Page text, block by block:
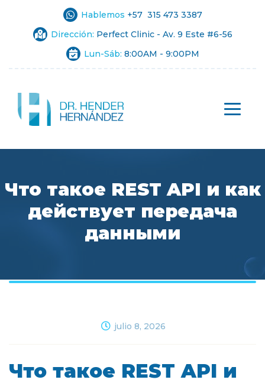
Hablemos +57 315 473 3387
Dirección: Perfect Clinic - Av. 9 Este #6-56
Lun-Sáb: 8:00AM - 9:00PM
Что такое REST API и как
действует передача
данными
julio 8, 2026
Что такое REST API и